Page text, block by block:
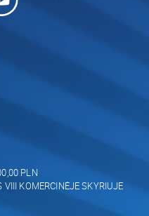
PLN
KOMERCINĖJE SKYRIUJE